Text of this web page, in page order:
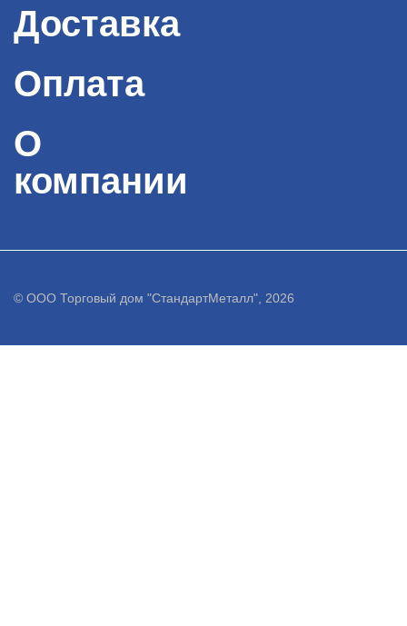
Доставка
Оплата
О
компании
© ООО Торговый дом "СтандартМеталл", 2026